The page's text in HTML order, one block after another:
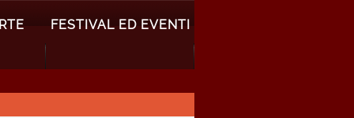
FESTIVAL ED EVENTI